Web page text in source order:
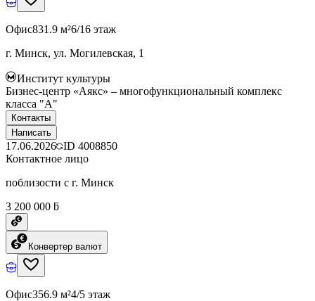
Офис831.9 м²6/16 этаж
г. Минск, ул. Могилевская, 1
Институт культуры
Бизнес-центр «Аякс» – многофункциональный комплекс
класса "А"
Контакты
Написать
17.06.2026 ID 4008850
Контактное лицо
поблизости с г. Минск
3 200 000 ƃ
Конвертер валют
Офис356.9 м²4/5 этаж